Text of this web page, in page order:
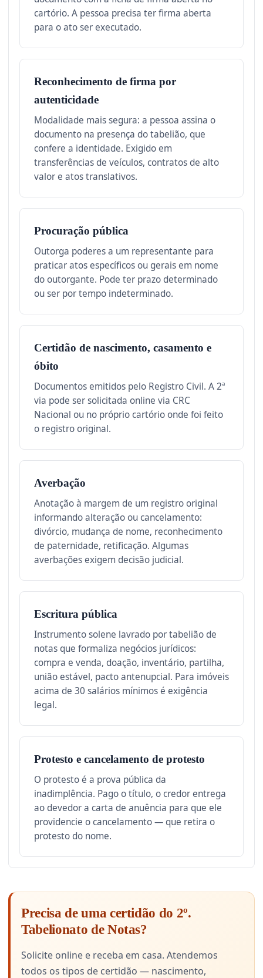
cartório. A pessoa precisa ter firma aberta
para o ato ser executado.
Reconhecimento de firma por
autenticidade
Modalidade mais segura: a pessoa assina o
documento na presença do tabelião, que
confere a identidade. Exigido em
transferências de veículos, contratos de alto
valor e atos translativos.
Procuração pública
Outorga poderes a um representante para
praticar atos específicos ou gerais em nome
do outorgante. Pode ter prazo determinado
ou ser por tempo indeterminado.
Certidão de nascimento, casamento e
óbito
Documentos emitidos pelo Registro Civil. A 2ª
via pode ser solicitada online via CRC
Nacional ou no próprio cartório onde foi feito
o registro original.
Averbação
Anotação à margem de um registro original
informando alteração ou cancelamento:
divórcio, mudança de nome, reconhecimento
de paternidade, retificação. Algumas
averbações exigem decisão judicial.
Escritura pública
Instrumento solene lavrado por tabelião de
notas que formaliza negócios jurídicos:
compra e venda, doação, inventário, partilha,
união estável, pacto antenupcial. Para imóveis
acima de 30 salários mínimos é exigência
legal.
Protesto e cancelamento de protesto
O protesto é a prova pública da
inadimplência. Pago o título, o credor entrega
ao devedor a carta de anuência para que ele
providencie o cancelamento — que retira o
protesto do nome.
Precisa de uma certidão do 2º.
Tabelionato de Notas?
Solicite online e receba em casa. Atendemos
todos os tipos de certidão — nascimento,